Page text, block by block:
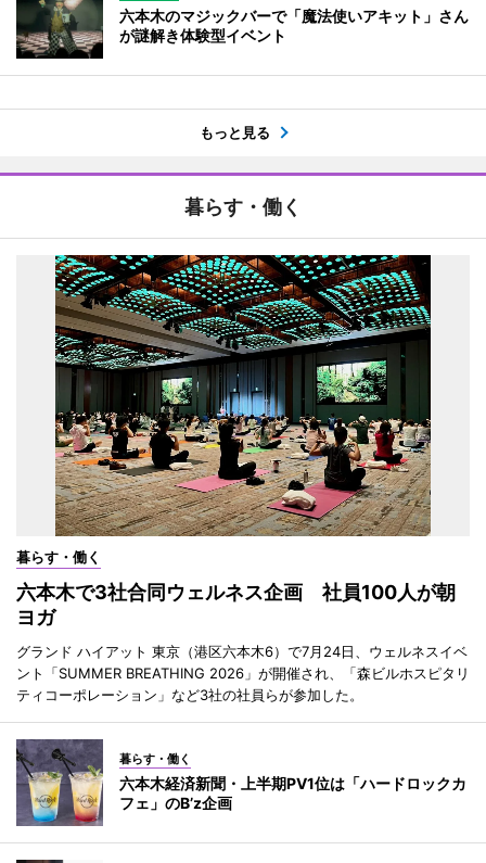
六本木のマジックバーで「魔法使いアキット」さん
が謎解き体験型イベント
もっと見る
暮らす・働く
暮らす・働く
六本木で3社合同ウェルネス企画 社員100人が朝
ヨガ
グランド ハイアット 東京（港区六本木6）で7月24日、ウェルネスイベ
ント「SUMMER BREATHING 2026」が開催され、「森ビルホスピタリ
ティコーポレーション」など3社の社員らが参加した。
暮らす・働く
六本木経済新聞・上半期PV1位は「ハードロックカ
フェ」のB’z企画